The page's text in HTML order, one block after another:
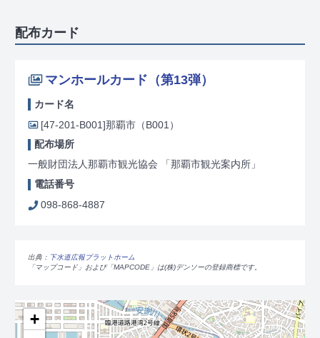
配布カード
マンホールカード（第13弾）
カード名
[47-201-B001]那覇市（B001）
配布場所
一般財団法人那覇市観光協会 「那覇市観光案内所」
電話番号
098-868-4887
出典： 下水道広報プラットホーム
「マップコード」および「MAPCODE」は(株)デンソーの登録商標です。
+